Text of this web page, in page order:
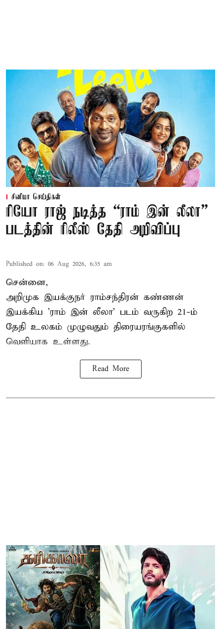
சினிமா செய்திகள்
ரியோ ராஜ் நடித்த “ராம் இன் லீலா”
படத்தின் ரிலீஸ் தேதி அறிவிப்பு
Published on: 06 Aug 2026, 6:35 am
சென்னை,
அறிமுக இயக்குநர் ராம்சந்திரன் கண்ணன்
இயக்கிய 'ராம் இன் லீலா' படம் வருகிற 21-ம்
தேதி உலகம் முழுவதும் திரையரங்குகளில்
வெளியாக உள்ளது.
Read More